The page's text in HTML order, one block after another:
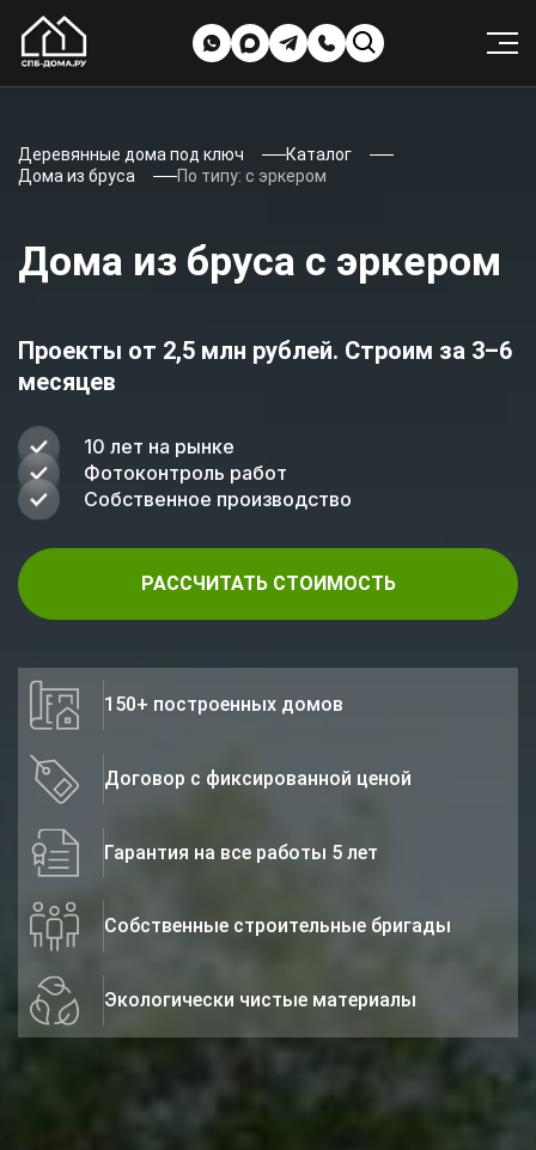
Деревянные дома под ключ
Каталог
Дома из бруса
По типу: с эркером
Дома из бруса с эркером
Проекты от 2,5 млн рублей. Строим за 3–6
месяцев
10 лет на рынке
Фотоконтроль работ
Собственное производство
РАССЧИТАТЬ СТОИМОСТЬ
150+ построенных домов
Договор с фиксированной ценой
Гарантия на все работы 5 лет
Собственные строительные бригады
Экологически чистые материалы